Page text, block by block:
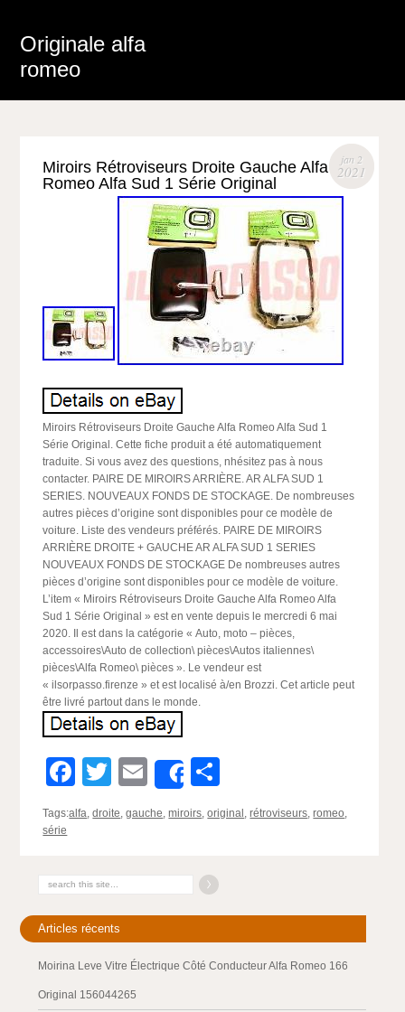
Originale alfa
romeo
jan 2
2021
Miroirs Rétroviseurs Droite Gauche Alfa
Romeo Alfa Sud 1 Série Original
Miroirs Rétroviseurs Droite Gauche Alfa Romeo Alfa Sud 1
Série Original. Cette fiche produit a été automatiquement
traduite. Si vous avez des questions, nhésitez pas à nous
contacter. PAIRE DE MIROIRS ARRIÈRE. AR ALFA SUD 1
SERIES. NOUVEAUX FONDS DE STOCKAGE. De nombreuses
autres pièces d’origine sont disponibles pour ce modèle de
voiture. Liste des vendeurs préférés. PAIRE DE MIROIRS
ARRIÈRE DROITE + GAUCHE AR ALFA SUD 1 SERIES
NOUVEAUX FONDS DE STOCKAGE De nombreuses autres
pièces d’origine sont disponibles pour ce modèle de voiture.
L’item « Miroirs Rétroviseurs Droite Gauche Alfa Romeo Alfa
Sud 1 Série Original » est en vente depuis le mercredi 6 mai
2020. Il est dans la catégorie « Auto, moto – pièces,
accessoires\Auto de collection\ pièces\Autos italiennes\
pièces\Alfa Romeo\ pièces ». Le vendeur est
« ilsorpasso.firenze » et est localisé à/en Brozzi. Cet article peut
être livré partout dans le monde.
Facebook
Twitter
EmailShare
Tags:alfa,droite,gauche,miroirs,original ,rétroviseurs,romeo,
série
Articles récents
Moirina Leve Vitre Électrique Côté Conducteur Alfa Romeo 166
Original 156044265